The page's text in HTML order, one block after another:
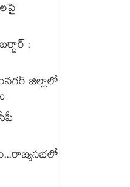
:
జిల్లాలో